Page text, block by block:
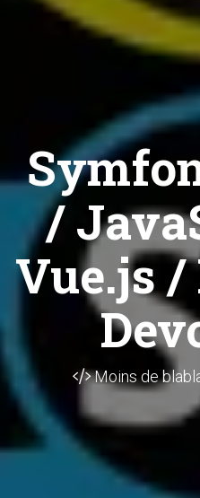
/
Vue.js
Moins de